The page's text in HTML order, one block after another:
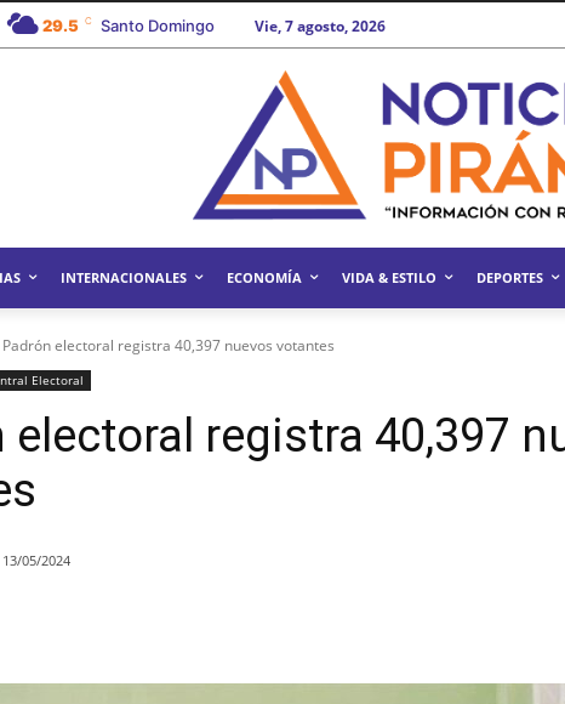
29.5 C Santo Domingo Vie, 7 agosto, 2026
INTERNACIONALES ECONOMÍA VIDA & ESTILO DEPORTES
Padrón electoral registra 40,397 nuevos votantes
Electoral
electoral registra 40,397
13/05/2024